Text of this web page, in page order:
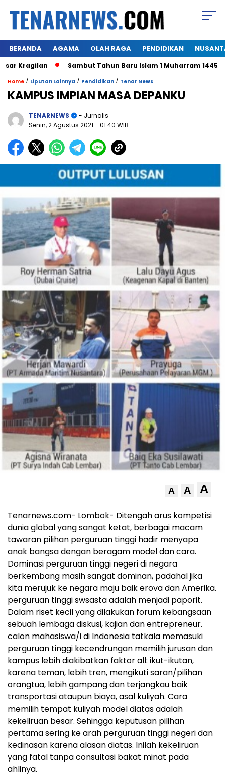
BERANDA AGAMA OLAH RAGA PENDIDIKAN
Sambut Tahun Baru Islam 1 Muharram 1445
Home / Liputan Lainnya / Pendidikan / Tenar News
KAMPUS IMPIAN MASA DEPANKU
TENARNEWS
- Jurnalis
Senin, 2 Agustus 2021 - 01:40 WIB
A A A
Tenarnews.com- Lombok- Ditengah arus kompetisi
dunia global yang sangat ketat, berbagai macam
tawaran pilihan perguruan tinggi hadir menyapa
anak bangsa dengan beragam model dan cara.
Dominasi perguruan tinggi negeri di negara
berkembang masih sangat dominan, padahal jika
kita merujuk ke negara maju baik erova dan Amerika.
perguruan tinggi swsasta adalah menjadi paporit.
Dalam riset kecil yang dilakukan forum kebangsaan
sebuah lembaga diskusi, kajian dan entrepreneur.
calon mahasiswa/i di Indonesia tatkala memasuki
perguruan tinggi kecendrungan memilih jurusan dan
kampus lebih diakibatkan faktor all: ikut-ikutan,
karena teman, lebih tren, mengikuti saran/pilihan
orangtua, lebih gampang dan terjangkau baik
transportasi ataupun biaya, asal kuliyah. Cara
memilih tempat kuliyah model diatas adalah
kekeliruan besar. Sehingga keputusan pilihan
pertama sering ke arah perguruan tinggi negeri dan
kedinasan karena alasan diatas. Inilah kekeliruan
yang fatal tanpa consultasi bakat minat pada
ahlinya.